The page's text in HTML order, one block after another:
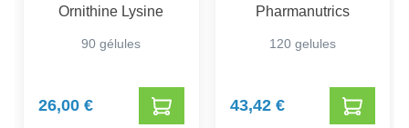
Ornithine Lysine
90 gélules
26,00 €
Pharmanutrics
120 gelules
43,42 €